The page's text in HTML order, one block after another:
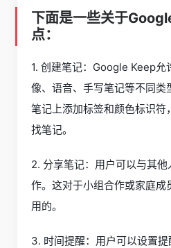
下面是一些关于
点：
1. 创建笔记：Google Keep允
像、语音、手写笔记等不同类
笔记上添加标签和颜色标识符
找笔记。
2. 分享笔记：用户可以与其
作。这对于小组合作或家庭成
用的。
3. 时间提醒：用户可以设置